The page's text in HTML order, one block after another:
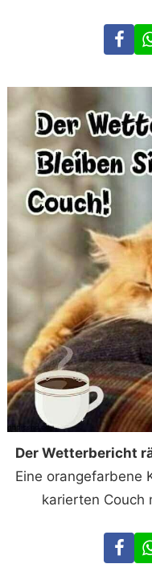
Der Wetterbericht
Eine orangefarbene
karierten Couch